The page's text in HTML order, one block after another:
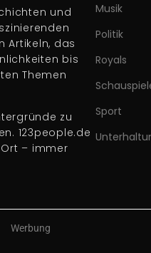
und
Artikeln, das
bis
Themen
zu
123people.de
– immer
Musik
Politik
Royals
Sport
Werbung